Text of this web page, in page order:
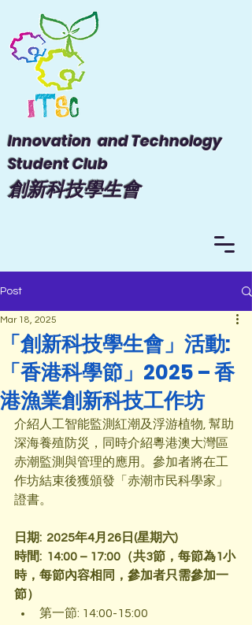
Innovation and Technology
Student Club
​創新科技學生會
Post
「創新科技學生會」活動:
「香港科學節」2025 – 香
港漁業創新科技工作坊
Mar 18, 2025
介紹人工智能監測紅潮及浮游植物, 幫助
深海養殖防災，同時介紹粵港澳大灣區
赤潮監測與管理的應用。參加者將在工
作坊結束後獲頒發「赤潮市民科學家」
證書。
日期:  2025年4月26日(星期六)
時間:  14:00 – 17:00（共3節，每節為1小
時，每節內容相同，參加者只需參加一
節）
第一節: 14:00-15:00